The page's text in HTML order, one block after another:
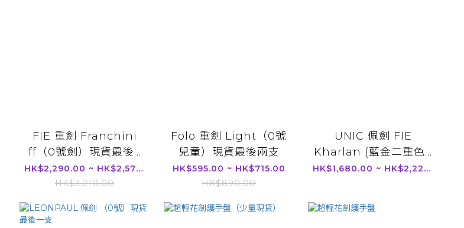
FIE 重劍 Franchini
ff（0號劍）現貨最後...
HK$2,290.00 ~ HK$2,570.00
HK$3,210.00
Folo 重劍 Light（0號
兒童）現貨最後兩支
HK$595.00 ~ HK$715.00
HK$890.00
UNIC 佩劍 FIE
Kharlan (藍金二重色...
HK$1,680.00 ~ HK$2,220.00